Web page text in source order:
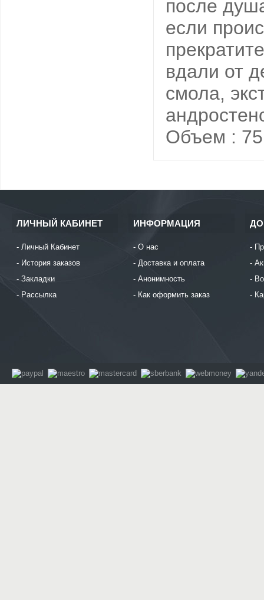
после
если
вдали от
смола,
Объем :
ЛИЧНЫЙ КАБИНЕТ
Личный Кабинет
История заказов
Закладки
Рассылка
ИНФОРМАЦИЯ
О нас
Доставка и оплата
Анонимность
Как оформить заказ